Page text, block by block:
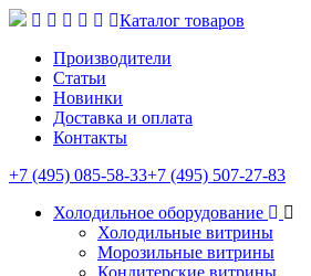
Каталог товаров
Производители
Статьи
Новинки
Доставка и оплата
Контакты
+7 (495) 085-58-33+7 (495) 507-27-83
Холодильное оборудование
Холодильные витрины
Морозильные витрины
Кондитерские витрины